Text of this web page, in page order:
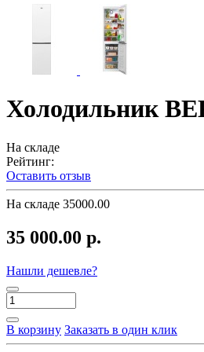
Холодильник
На складе
Рейтинг:
Оставить отзыв
На складе 35000.00
35 000.00 р.
Нашли дешевле?
В корзину Заказать в один клик